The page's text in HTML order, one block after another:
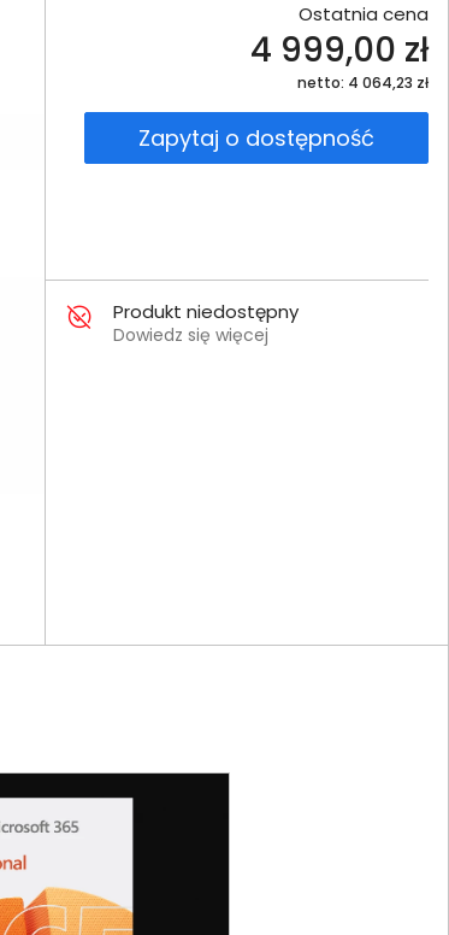
Ostatnia cena
4 999,00 zł
netto: 4 064,23 zł
Zapytaj o dostępność
Produkt niedostępny
Dowiedz się więcej